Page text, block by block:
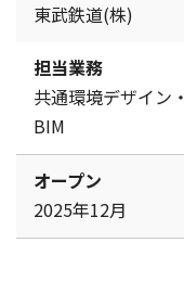
東武鉄道(株)
担当業務
共通環境デザイン
BIM
オープン
2025年12月